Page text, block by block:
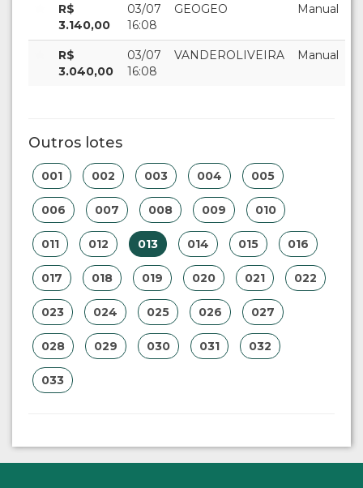
R$
3.140,00
03/07
16:08
GEOGEO Manual
R$
3.040,00
03/07
16:08
VANDEROLIVEIRA Manual
Outros lotes
001 002 003 004 005
006 007 008 009 010
011 012 013 014 015 016
017 018 019 020 021 022
023 024 025 026 027
028 029 030 031 032
033